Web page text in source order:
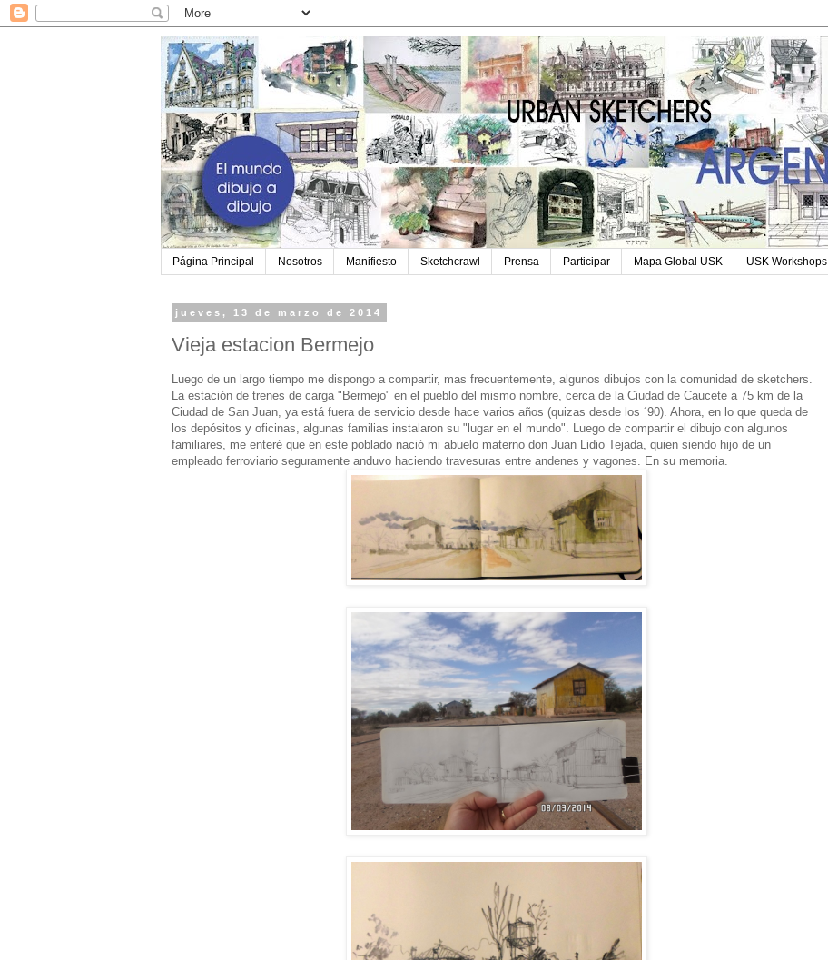
Página Principal Nosotros Manifiesto Sketchcrawl Prensa Participar Mapa Global USK USK Workshops
jueves, 13 de marzo de 2014
Vieja estacion Bermejo
Luego de un largo tiempo me dispongo a compartir, mas frecuentemente, algunos dibujos con la comunidad de sketchers.
La estación de trenes de carga "Bermejo" en el pueblo del mismo nombre, cerca de la Ciudad de Caucete a 75 km de la
Ciudad de San Juan, ya está fuera de servicio desde hace varios años (quizas desde los ´90). Ahora, en lo que queda de
los depósitos y oficinas, algunas familias instalaron su "lugar en el mundo". Luego de compartir el dibujo con algunos
familiares, me enteré que en este poblado nació mi abuelo materno don Juan Lidio Tejada, quien siendo hijo de un
empleado ferroviario seguramente anduvo haciendo travesuras entre andenes y vagones. En su memoria.